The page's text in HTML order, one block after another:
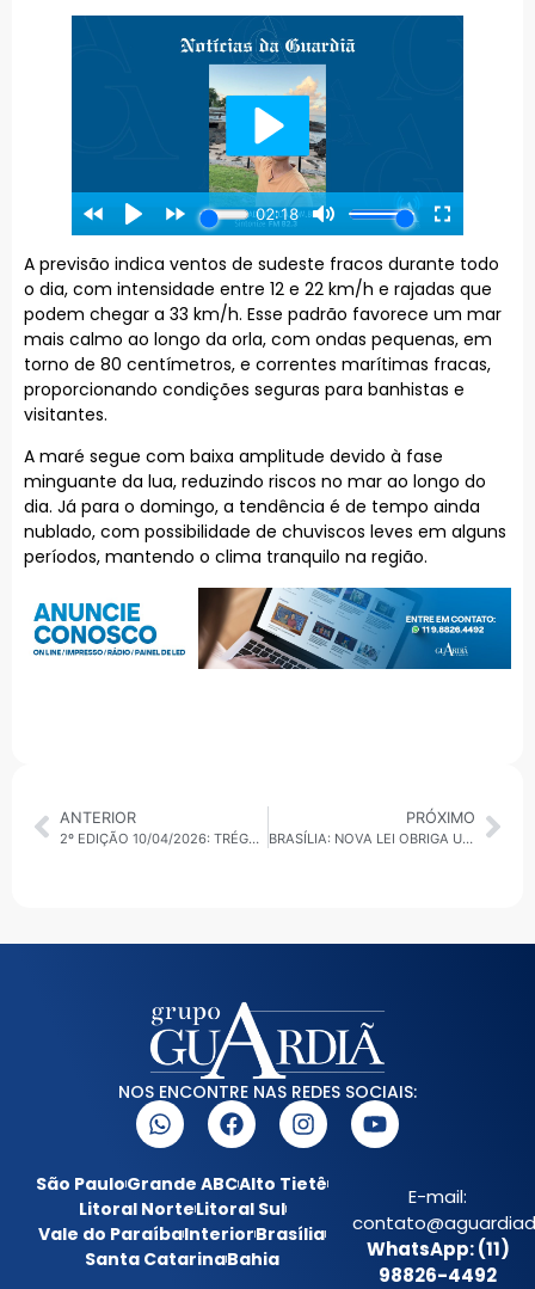
A previsão indica ventos de sudeste fracos durante todo
o dia, com intensidade entre 12 e 22 km/h e rajadas que
podem chegar a 33 km/h. Esse padrão favorece um mar
mais calmo ao longo da orla, com ondas pequenas, em
torno de 80 centímetros, e correntes marítimas fracas,
proporcionando condições seguras para banhistas e
visitantes.
A maré segue com baixa amplitude devido à fase
minguante da lua, reduzindo riscos no mar ao longo do
dia. Já para o domingo, a tendência é de tempo ainda
nublado, com possibilidade de chuviscos leves em alguns
períodos, mantendo o clima tranquilo na região.
ANTERIOR
2º EDIÇÃO 10/04/2026: TRÉGUA NA GUERRA E AVANÇOS EM SÃO PAULO
PRÓXIMO
BRASÍLIA: NOVA LEI OBRIGA USO IMEDIATO DE TORNOZELEIRA ELETRÔNICA EM CASOS DE VIOLÊNCIA DOMÉSTICA
NOS ENCONTRE NAS REDES SOCIAIS:
São PauloGrande ABCAlto Tietê
Litoral NorteLitoral Sul
Vale do ParaíbaInteriorBrasília
Santa CatarinaBahia
E-mail:
WhatsApp: (11)
98826-4492